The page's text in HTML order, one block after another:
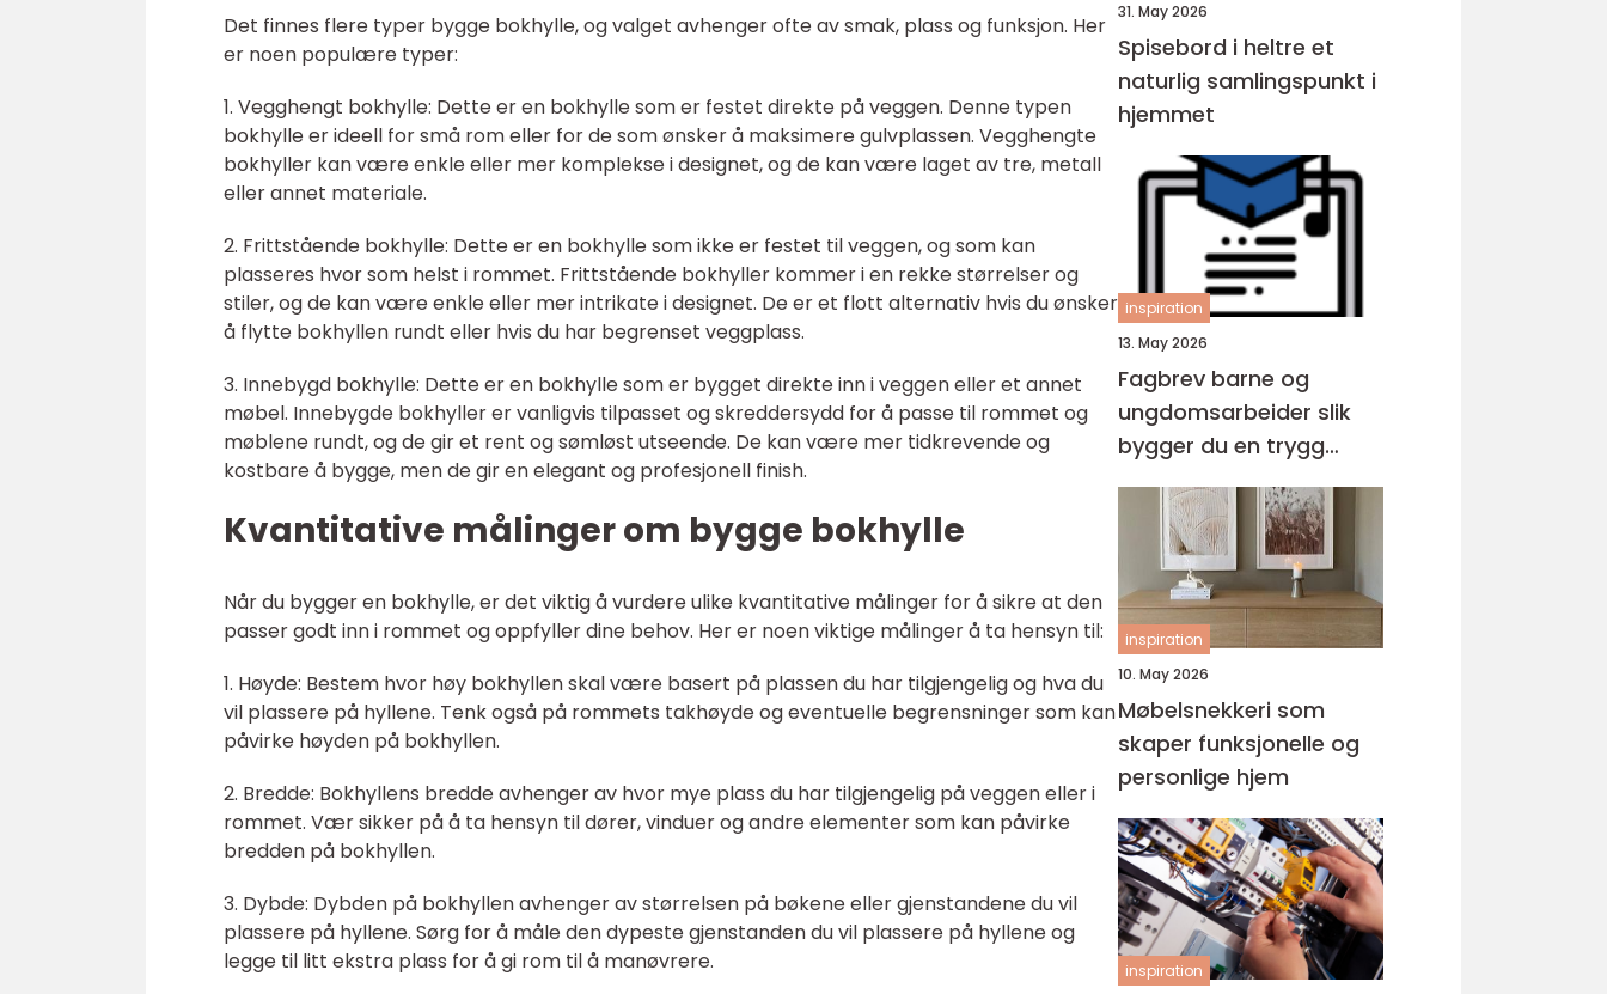
Det finnes flere typer bygge bokhylle, og valget avhenger ofte av smak, plass og funksjon. Her
er noen populære typer:
1. Vegghengt bokhylle: Dette er en bokhylle som er festet direkte på veggen. Denne typen
bokhylle er ideell for små rom eller for de som ønsker å maksimere gulvplassen. Vegghengte
bokhyller kan være enkle eller mer komplekse i designet, og de kan være laget av tre, metall
eller annet materiale.
2. Frittstående bokhylle: Dette er en bokhylle som ikke er festet til veggen, og som kan
plasseres hvor som helst i rommet. Frittstående bokhyller kommer i en rekke størrelser og
stiler, og de kan være enkle eller mer intrikate i designet. De er et flott alternativ hvis du ønsker
å flytte bokhyllen rundt eller hvis du har begrenset veggplass.
3. Innebygd bokhylle: Dette er en bokhylle som er bygget direkte inn i veggen eller et annet
møbel. Innebygde bokhyller er vanligvis tilpasset og skreddersydd for å passe til rommet og
møblene rundt, og de gir et rent og sømløst utseende. De kan være mer tidkrevende og
kostbare å bygge, men de gir en elegant og profesjonell finish.
Kvantitative målinger om bygge bokhylle
Når du bygger en bokhylle, er det viktig å vurdere ulike kvantitative målinger for å sikre at den
passer godt inn i rommet og oppfyller dine behov. Her er noen viktige målinger å ta hensyn til:
1. Høyde: Bestem hvor høy bokhyllen skal være basert på plassen du har tilgjengelig og hva du
vil plassere på hyllene. Tenk også på rommets takhøyde og eventuelle begrensninger som kan
påvirke høyden på bokhyllen.
2. Bredde: Bokhyllens bredde avhenger av hvor mye plass du har tilgjengelig på veggen eller i
rommet. Vær sikker på å ta hensyn til dører, vinduer og andre elementer som kan påvirke
bredden på bokhyllen.
3. Dybde: Dybden på bokhyllen avhenger av størrelsen på bøkene eller gjenstandene du vil
plassere på hyllene. Sørg for å måle den dypeste gjenstanden du vil plassere på hyllene og
legge til litt ekstra plass for å gi rom til å manøvrere.
31. May 2026
Spisebord i heltre et
naturlig samlingspunkt i
hjemmet
inspiration
13. May 2026
Fagbrev barne og
ungdomsarbeider slik
bygger du en trygg
karriere med barn og
unge
inspiration
10. May 2026
Møbelsnekkeri som
skaper funksjonelle og
personlige hjem
inspiration